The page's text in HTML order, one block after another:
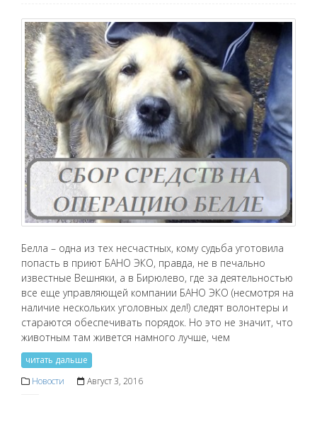
Белла – одна из тех несчастных, кому судьба уготовила
попасть в приют БАНО ЭКО, правда, не в печально
известные Вешняки, а в Бирюлево, где за деятельностью
все еще управляющей компании БАНО ЭКО (несмотря на
наличие нескольких уголовных дел!) следят волонтеры и
стараются обеспечивать порядок. Но это не значит, что
животным там живется намного лучше, чем
читать дальше
Новости
Август 3, 2016